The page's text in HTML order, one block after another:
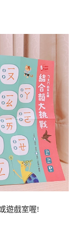
遊戲室喔!